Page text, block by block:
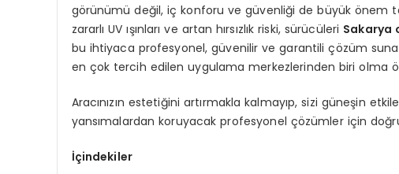
görünümü değil, iç konforu ve güvenliği de büyük önem
zararlı UV ışınları ve artan hırsızlık riski, sürücüleri Sakarya
bu ihtiyaca profesyonel, güvenilir ve garantili çözüm
en çok tercih edilen uygulama merkezlerinden biri olma
Aracınızın estetiğini artırmakla kalmayıp, sizi güneşin
yansımalardan koruyacak profesyonel çözümler için
İçindekiler